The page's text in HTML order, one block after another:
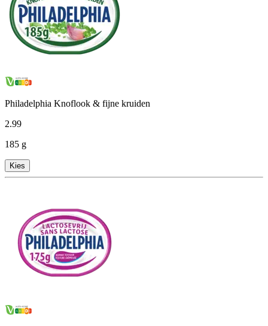
Philadelphia Knoflook & fijne kruiden
2.99
185 g
Kies